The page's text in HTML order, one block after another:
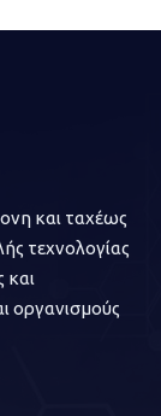
και ταχέως
τεχνολογίας
και
οργανισμούς